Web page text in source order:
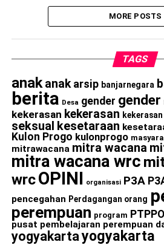
MORE POSTS
TAGS
anak anak arsip banjarnegara
berita Desa gender gender
kekerasan kekerasan kekerasan
seksual kesetaraan
Kulon Progo kulonprogo
mitrawacana mitra wacana
mitra wacana wrc
wrcOPINI organisasi P3A
pencegahan Perdagangan orang
perempuan program PTPPO
pusat pembelajaran perempuan
yogyakartayogyakarta